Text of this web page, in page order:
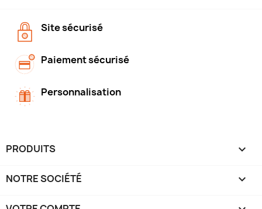
Site sécurisé
Paiement sécurisé
Personnalisation
PRODUITS 
NOTRE SOCIÉTÉ 